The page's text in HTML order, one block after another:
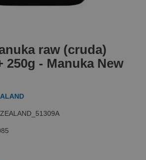
raw (cruda)
250g - Manuka New